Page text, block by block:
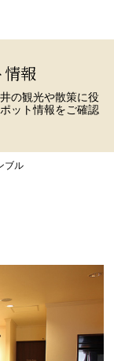
報
の観光や散策に役
ット情報をご確認
ブル